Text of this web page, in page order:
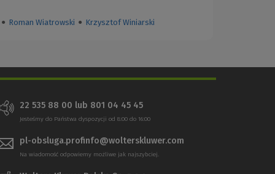
● Roman Wiatrowski ● Krzysztof Winiarski
22 535 88 00 lub 801 04 45 45
Jesteśmy do Państwa dyspozycji od 8:00 do 16:00
pl-obsluga.profinfo@wolterskluwer.com
Na wiadomość odpowiemy możliwe jak najszybciej.